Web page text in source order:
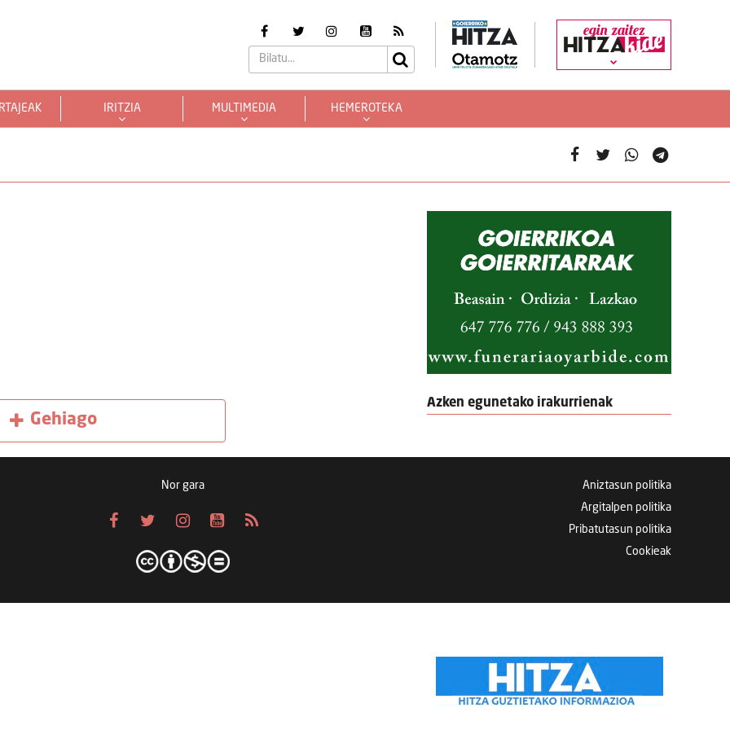
egin zaitez
IRITZIA MULTIMEDIA HEMEROTEKA
Gehiago
Azken egunetako irakurrienak
Nor gara
Aniztasun politika
Argitalpen politika
Pribatutasun politika
Cookieak